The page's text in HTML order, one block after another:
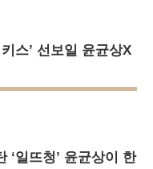
스’ 선보일 윤균상X
‘일뜨청’ 윤균상이 한